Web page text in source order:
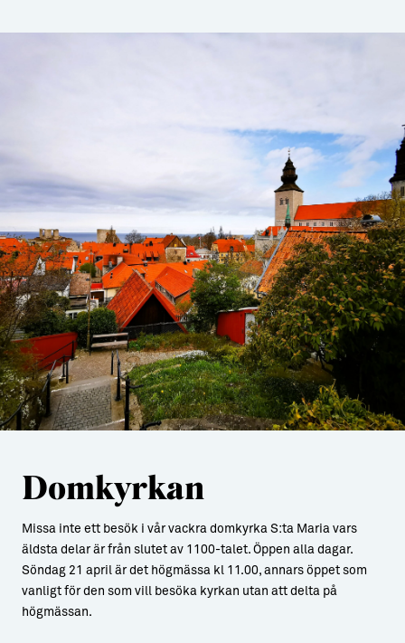
Domkyrkan
Missa inte ett besök i vår vackra domkyrka S:ta Maria vars
äldsta delar är från slutet av 1100-talet. Öppen alla dagar.
Söndag 21 april är det högmässa kl 11.00, annars öppet som
vanligt för den som vill besöka kyrkan utan att delta på
högmässan.